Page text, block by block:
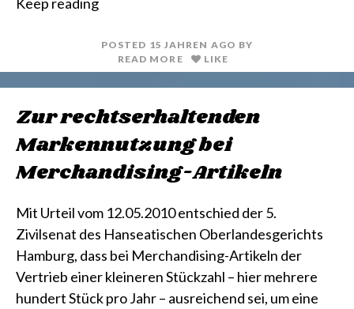
n
i
POSTED 15 JAHREN AGO BY
READ MORE
LIKE
Zur rechtserhaltenden
Markennutzung bei
Merchandising-Artikeln
Mit Urteil vom 12.05.2010 entschied der 5.
Zivilsenat des Hanseatischen Oberlandesgerichts
Hamburg, dass bei Merchandising-Artikeln der
Vertrieb einer kleineren Stückzahl – hier mehrere
hundert Stück pro Jahr – ausreichend sei, um eine